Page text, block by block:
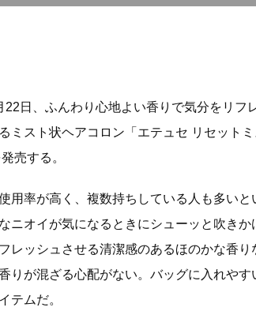
22日、ふんわり心地よい香りで気分をリフ
ミスト状ヘアコロン「エテュセ リセット
売する。
用率が高く、複数持ちしている人も多い
ニオイが気になるときにシューッと吹き
レッシュさせる清潔感のあるほのかな香
りが混ざる心配がない。バッグに入れや
テムだ。